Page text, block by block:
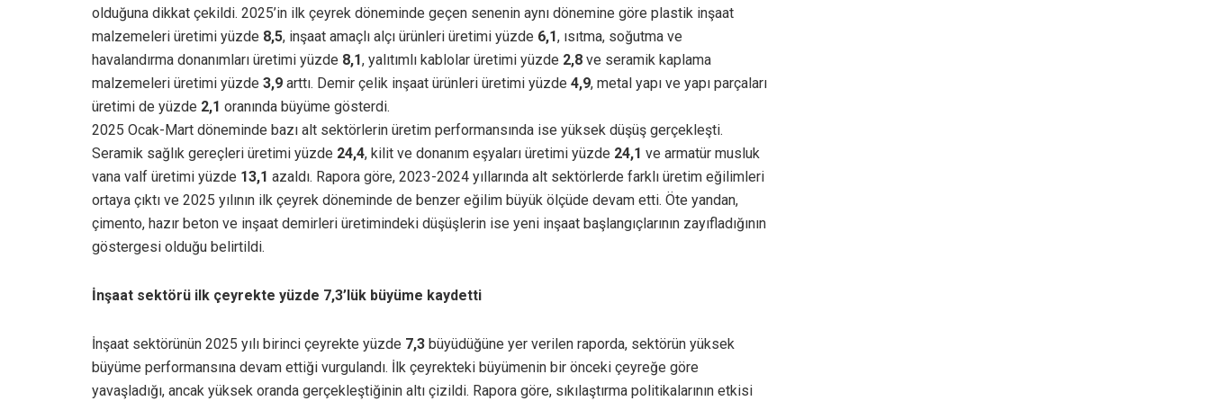
olduğuna dikkat çekildi. 2025’in ilk çeyrek döneminde geçen senenin aynı dönemine göre plastik inşaat
malzemeleri üretimi yüzde 8,5, inşaat amaçlı alçı ürünleri üretimi yüzde 6,1, ısıtma, soğutma ve
havalandırma donanımları üretimi yüzde 8,1, yalıtımlı kablolar üretimi yüzde 2,8 ve seramik kaplama
malzemeleri üretimi yüzde 3,9 arttı. Demir çelik inşaat ürünleri üretimi yüzde 4,9, metal yapı ve yapı parçaları
üretimi de yüzde 2,1 oranında büyüme gösterdi.
2025 Ocak-Mart döneminde bazı alt sektörlerin üretim performansında ise yüksek düşüş gerçekleşti.
Seramik sağlık gereçleri üretimi yüzde 24,4, kilit ve donanım eşyaları üretimi yüzde 24,1 ve armatür musluk
vana valf üretimi yüzde 13,1 azaldı. Rapora göre, 2023-2024 yıllarında alt sektörlerde farklı üretim eğilimleri
ortaya çıktı ve 2025 yılının ilk çeyrek döneminde de benzer eğilim büyük ölçüde devam etti. Öte yandan,
çimento, hazır beton ve inşaat demirleri üretimindeki düşüşlerin ise yeni inşaat başlangıçlarının zayıfladığının
göstergesi olduğu belirtildi.
İnşaat sektörü ilk çeyrekte yüzde 7,3’lük büyüme kaydetti
İnşaat sektörünün 2025 yılı birinci çeyrekte yüzde 7,3 büyüdüğüne yer verilen raporda, sektörün yüksek
büyüme performansına devam ettiği vurgulandı. İlk çeyrekteki büyümenin bir önceki çeyreğe göre
yavaşladığı, ancak yüksek oranda gerçekleştiğinin altı çizildi. Rapora göre, sıkılaştırma politikalarının etkisi